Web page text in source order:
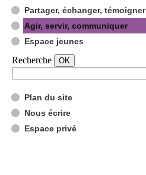
Partager, échanger, témoigner
Agir, servir, communiquer
Espace jeunes
Recherche
Plan du site
Nous écrire
Espace privé